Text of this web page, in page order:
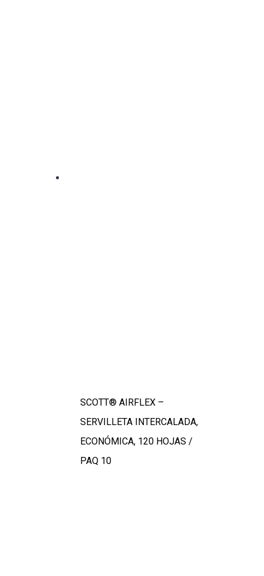
SCOTT® AIRFLEX –
SERVILLETA INTERCALADA,
ECONÓMICA, 120 HOJAS /
PAQ 10